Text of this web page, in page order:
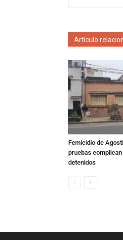
Artículo
Femicidio de
pruebas
detenidos